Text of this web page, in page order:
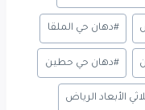
#دهان حي الملقا
#دهان حي حطين
الأبعاد الرياض